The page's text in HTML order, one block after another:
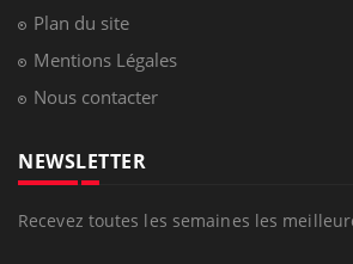
Plan du site
Mentions Légales
Nous contacter
NEWSLETTER
Recevez toutes les semaines les